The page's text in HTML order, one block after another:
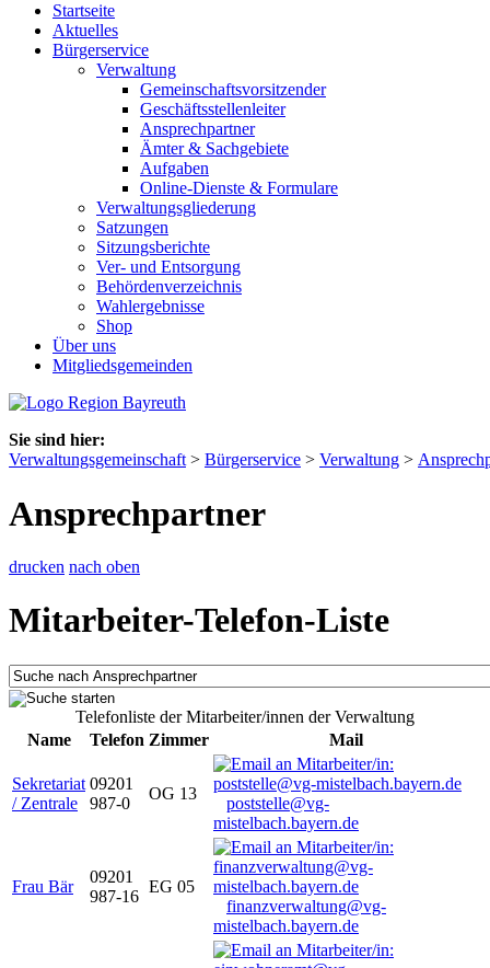
Startseite
Aktuelles
Bürgerservice
Verwaltung
Gemeinschaftsvorsitzender
Geschäftsstellenleiter
Ansprechpartner
Ämter & Sachgebiete
Aufgaben
Online-Dienste & Formulare
Verwaltungsgliederung
Satzungen
Sitzungsberichte
Ver- und Entsorgung
Behördenverzeichnis
Wahlergebnisse
Shop
Über uns
Mitgliedsgemeinden
Sie sind hier:
Verwaltungsgemeinschaft > Bürgerservice > Verwaltung >
Ansprechpartner
drucken nach oben
Mitarbeiter-Telefon-Liste
Telefonliste der Mitarbeiter/innen der Verwaltung
Name
Telefon Zimmer Mail
Sekretariat
/ Zentrale
09201
987-0
OG 13
poststelle@vg-
mistelbach.bayern.de
Frau Bär
09201
987-16
EG 05
finanzverwaltung@vg-
mistelbach.bayern.de